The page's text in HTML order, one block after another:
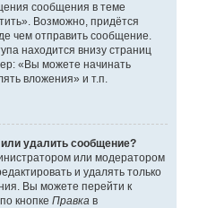
сообщения в теме
Возможно, придётся
чем отправить сообщение.
находится внизу страниц
«Вы можете начинать
вложения» и т.п.
или удалить сообщение?
или модератором
и удалять только
Вы можете перейти к
кнопке Правкав